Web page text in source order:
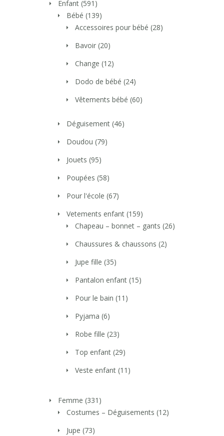
Enfant (591)
Bébé (139)
Accessoires pour bébé (28)
Bavoir (20)
Change (12)
Dodo de bébé (24)
Vêtements bébé (60)
Déguisement (46)
Doudou (79)
Jouets (95)
Poupées (58)
Pour l'école (67)
Vetements enfant (159)
Chapeau – bonnet – gants (26)
Chaussures & chaussons (2)
Jupe fille (35)
Pantalon enfant (15)
Pour le bain (11)
Pyjama (6)
Robe fille (23)
Top enfant (29)
Veste enfant (11)
Femme (331)
Costumes – Déguisements (12)
Jupe (73)